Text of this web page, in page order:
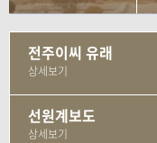
전주이씨 유래
상세보기
선원계보도
상세보기